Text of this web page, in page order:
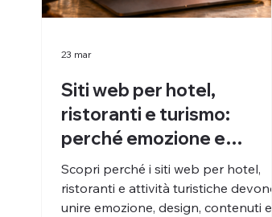
Siti web per hotel,
ristoranti e turismo:
perché emozione e
conversione devono
convivere
Scopri perché i siti web per hotel,
ristoranti e attività turistiche devono
unire emozione, design, contenuti e
23 mar